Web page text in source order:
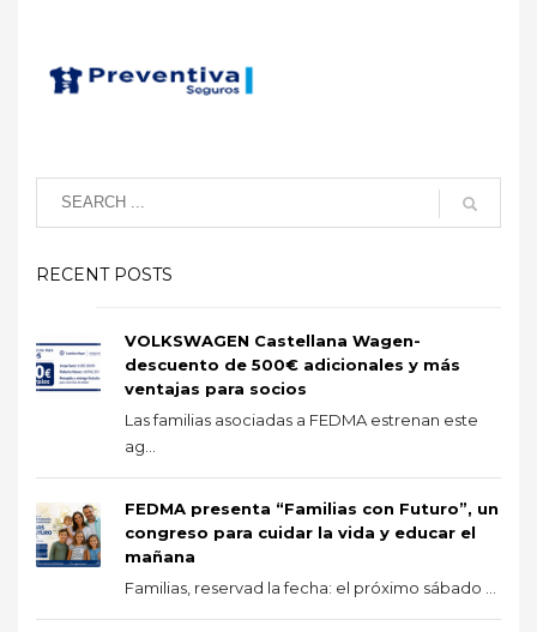
RECENT POSTS
VOLKSWAGEN Castellana Wagen-
descuento de 500€ adicionales y más
ventajas para socios
Las familias asociadas a FEDMA estrenan este
ag...
FEDMA presenta “Familias con Futuro”, un
congreso para cuidar la vida y educar el
mañana
Familias, reservad la fecha: el próximo sábado ...